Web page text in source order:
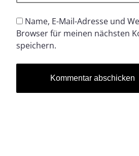
Name, E-Mail-Adresse und
Browser für meinen nächsten
speichern.